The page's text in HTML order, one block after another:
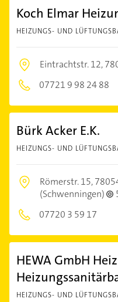
Koch Elmar
HEIZUNGS- UND
Eintrachtstr. 12,
07721 9 98 24 88
Bürk Acker E.K.
HEIZUNGS- UND
Römerstr. 15,
(Schwenningen)
07720 3 59 17
HEWA GmbH
HEIZUNGS- UND